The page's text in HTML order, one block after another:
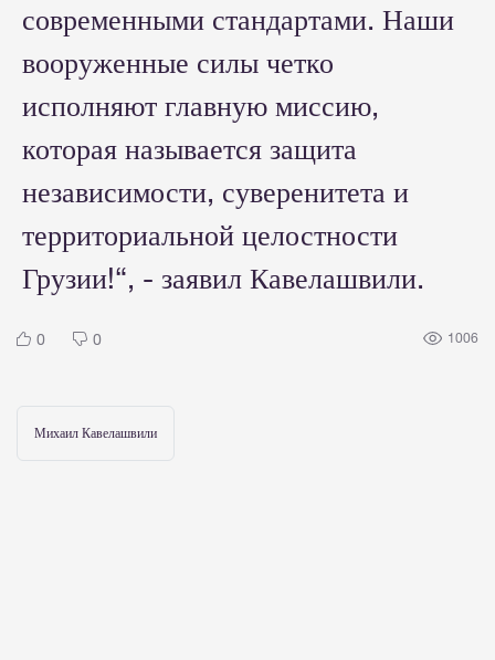
современными стандартами. Наши
вооруженные силы четко
исполняют главную миссию,
которая называется защита
независимости, суверенитета и
территориальной целостности
Грузии!“, - заявил Кавелашвили.
0 0 1006
Михаил Кавелашвили